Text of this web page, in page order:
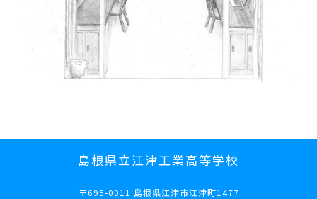
島根県立江津工業高等学校
〒695-0011 島根県江津市江津町1477